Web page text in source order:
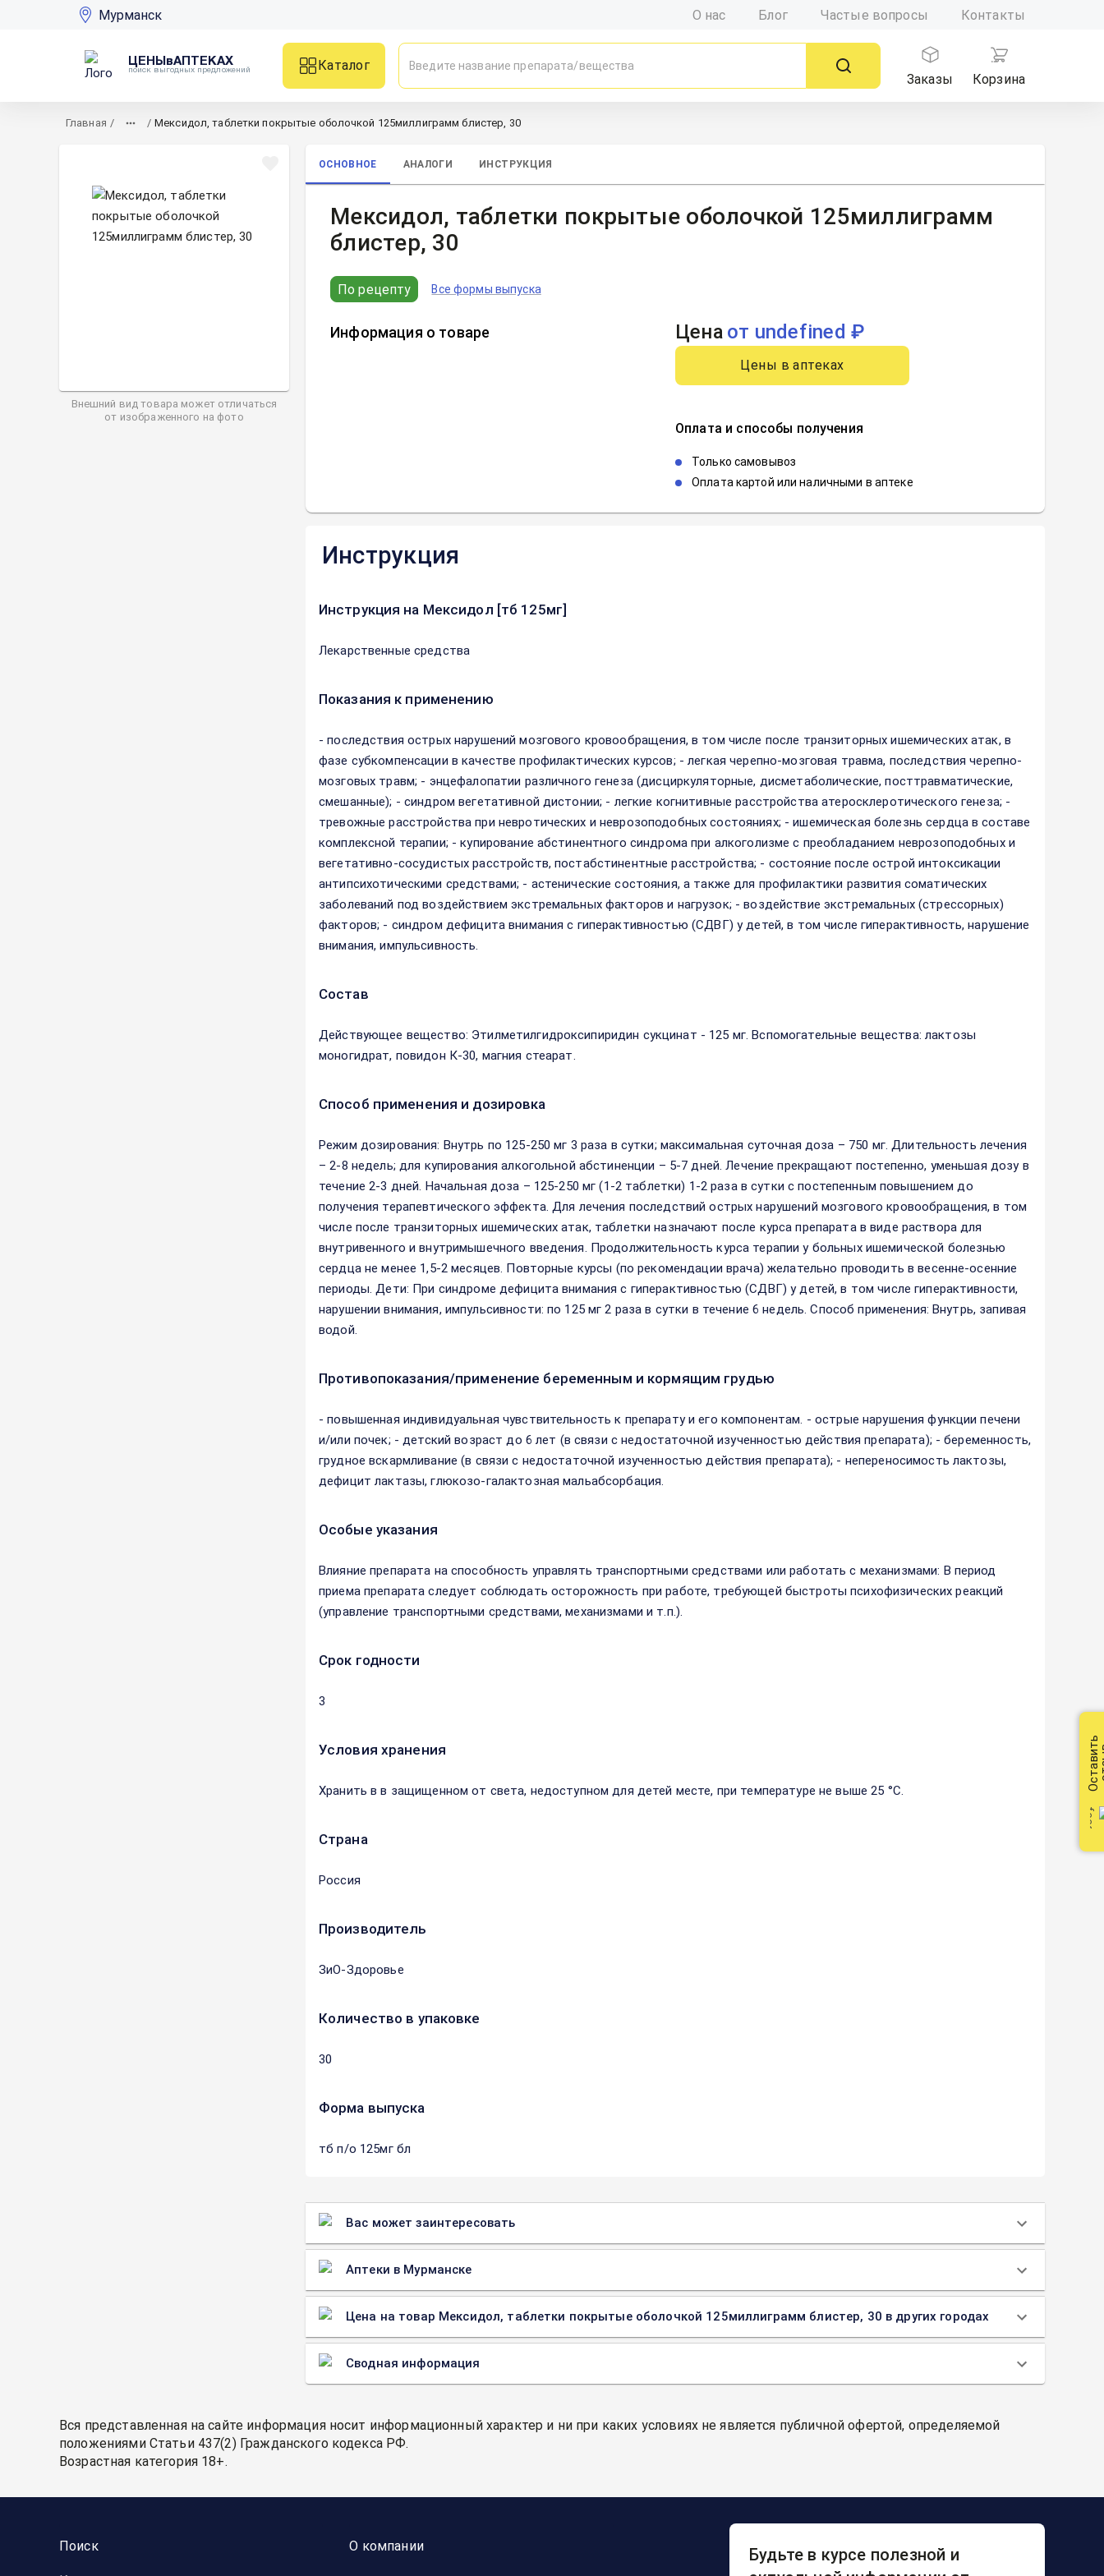
Мурманск О нас Блог Частые вопросы Контакты
ЦЕНЫвАПТЕКАХ
поиск выгодных предложений
Каталог
Заказы
Корзина
Главная / / Мексидол, таблетки покрытые оболочкой 125миллиграмм блистер, 30
Внешний вид товара может отличаться
от изображенного на фото
ОСНОВНОЕ АНАЛОГИ ИНСТРУКЦИЯ
Мексидол, таблетки покрытые оболочкой 125миллиграмм
блистер, 30
По рецепту Все формы выпуска
Информация о товаре Цена от undefined ₽
Цены в аптеках
Оплата и способы получения
Только самовывоз
Оплата картой или наличными в аптеке
Инструкция
Инструкция на Мексидол [тб 125мг]
Лекарственные средства
Показания к применению
- последствия острых нарушений мозгового кровообращения, в том числе после транзиторных ишемических атак, в
фазе субкомпенсации в качестве профилактических курсов; - легкая черепно-мозговая травма, последствия черепно-
мозговых травм; - энцефалопатии различного генеза (дисциркуляторные, дисметаболические, посттравматические,
смешанные); - синдром вегетативной дистонии; - легкие когнитивные расстройства атеросклеротического генеза; -
тревожные расстройства при невротических и неврозоподобных состояниях; - ишемическая болезнь сердца в составе
комплексной терапии; - купирование абстинентного синдрома при алкоголизме с преобладанием неврозоподобных и
вегетативно-сосудистых расстройств, постабстинентные расстройства; - состояние после острой интоксикации
антипсихотическими средствами; - астенические состояния, а также для профилактики развития соматических
заболеваний под воздействием экстремальных факторов и нагрузок; - воздействие экстремальных (стрессорных)
факторов; - синдром дефицита внимания с гиперактивностью (СДВГ) у детей, в том числе гиперактивность, нарушение
внимания, импульсивность.
Состав
Действующее вещество: Этилметилгидроксипиридин сукцинат - 125 мг. Вспомогательные вещества: лактозы
моногидрат, повидон К-30, магния стеарат.
Способ применения и дозировка
Режим дозирования: Внутрь по 125-250 мг 3 раза в сутки; максимальная суточная доза – 750 мг. Длительность лечения
– 2-8 недель; для купирования алкогольной абстиненции – 5-7 дней. Лечение прекращают постепенно, уменьшая дозу в
течение 2-3 дней. Начальная доза – 125-250 мг (1-2 таблетки) 1-2 раза в сутки с постепенным повышением до
получения терапевтического эффекта. Для лечения последствий острых нарушений мозгового кровообращения, в том
числе после транзиторных ишемических атак, таблетки назначают после курса препарата в виде раствора для
внутривенного и внутримышечного введения. Продолжительность курса терапии у больных ишемической болезнью
сердца не менее 1,5-2 месяцев. Повторные курсы (по рекомендации врача) желательно проводить в весенне-осенние
периоды. Дети: При синдроме дефицита внимания с гиперактивностью (СДВГ) у детей, в том числе гиперактивности,
нарушении внимания, импульсивности: по 125 мг 2 раза в сутки в течение 6 недель. Способ применения: Внутрь, запивая
водой.
Противопоказания/применение беременным и кормящим грудью
- повышенная индивидуальная чувствительность к препарату и его компонентам. - острые нарушения функции печени
и/или почек; - детский возраст до 6 лет (в связи с недостаточной изученностью действия препарата); - беременность,
грудное вскармливание (в связи с недостаточной изученностью действия препарата); - непереносимость лактозы,
дефицит лактазы, глюкозо-галактозная мальабсорбация.
Особые указания
Влияние препарата на способность управлять транспортными средствами или работать с механизмами: В период
приема препарата следует соблюдать осторожность при работе, требующей быстроты психофизических реакций
(управление транспортными средствами, механизмами и т.п.).
Срок годности
3
Условия хранения
Хранить в в защищенном от света, недоступном для детей месте, при температуре не выше 25 °С.
Страна
Россия
Производитель
ЗиО-Здоровье
Количество в упаковке
30
Форма выпуска
тб п/о 125мг бл
Вас может заинтересовать
Аптеки в Мурманске
Цена на товар Мексидол, таблетки покрытые оболочкой 125миллиграмм блистер, 30 в других городах
Сводная информация
Вся представленная на сайте информация носит информационный характер и ни при каких условиях не является публичной офертой, определяемой
положениями Статьи 437(2) Гражданского кодекса РФ.
Возрастная категория 18+.
Поиск О компании
Будьте в курсе полезной и
Оставить